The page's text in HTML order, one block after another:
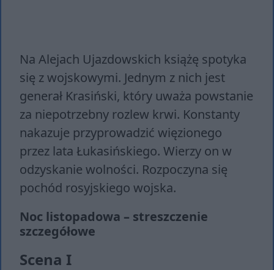
Na Alejach Ujazdowskich książę spotyka
się z wojskowymi. Jednym z nich jest
generał Krasiński, który uważa powstanie
za niepotrzebny rozlew krwi. Konstanty
nakazuje przyprowadzić więzionego
przez lata Łukasińskiego. Wierzy on w
odzyskanie wolności. Rozpoczyna się
pochód rosyjskiego wojska.
Noc listopadowa – streszczenie
szczegółowe
Scena I